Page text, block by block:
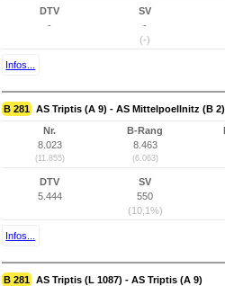
DTV
-
SV
-
(-)
Infos...
B 281 AS Triptis (A 9) - AS Mittelpoellnitz (B 2)
Nr.
8.023
(11.855)
B-Rang
8.463
(6.063)
DTV
5.444
SV
550
(10,1%)
Infos...
B 281 AS Triptis (L 1087) - AS Triptis (A 9)